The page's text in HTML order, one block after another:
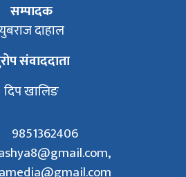
सम्पादक
दाहाल
संवाददाता
दिप खालिङ
9851362406
,